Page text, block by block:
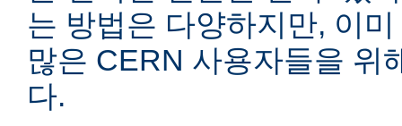
는 방법은 다양하지만, 이
많은 CERN 사용자들을 위
다.